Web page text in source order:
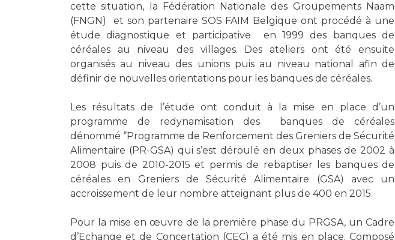
cette situation, la Fédération Nationale des Groupements Naam
(FNGN) et son partenaire SOS FAIM Belgique ont procédé à une
étude diagnostique et participative en 1999 des banques de
céréales au niveau des villages. Des ateliers ont été ensuite
organisés au niveau des unions puis au niveau national afin de
définir de nouvelles orientations pour les banques de céréales.
Les résultats de l’étude ont conduit à la mise en place d’un
programme de redynamisation des banques de céréales
dénommé ‘’Programme de Renforcement des Greniers de Sécurité
Alimentaire (PR-GSA) qui s’est déroulé en deux phases de 2002 à
2008 puis de 2010-2015 et permis de rebaptiser les banques de
céréales en Greniers de Sécurité Alimentaire (GSA) avec un
accroissement de leur nombre atteignant plus de 400 en 2015.
Pour la mise en œuvre de la première phase du PRGSA, un Cadre
d’Echange et de Concertation (CEC) a été mis en place. Composé